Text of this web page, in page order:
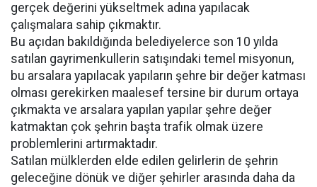
gerçek değerini yükseltmek adına yapılacak
çalışmalara sahip çıkmaktır.
Bu açıdan bakıldığında belediyelerce son 10 yılda
satılan gayrimenkullerin satışındaki temel misyonun,
bu arsalara yapılacak yapıların şehre bir değer katması
olması gerekirken maalesef tersine bir durum ortaya
çıkmakta ve arsalara yapılan yapılar şehre değer
katmaktan çok şehrin başta trafik olmak üzere
problemlerini artırmaktadır.
Satılan mülklerden elde edilen gelirlerin de şehrin
geleceğine dönük ve diğer şehirler arasında daha da